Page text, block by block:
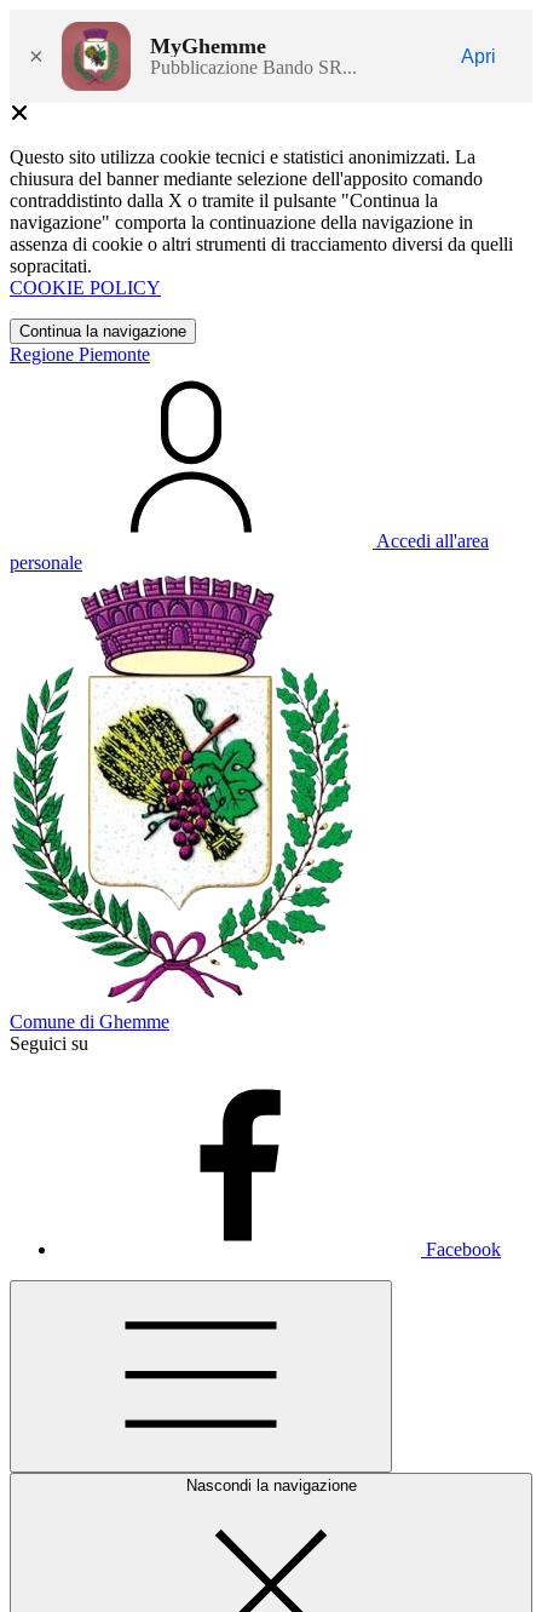
× MyGhemme
Pubblicazione Bando SR...
Apri
Questo sito utilizza cookie tecnici e statistici anonimizzati. La
chiusura del banner mediante selezione dell'apposito comando
contraddistinto dalla X o tramite il pulsante "Continua la
navigazione" comporta la continuazione della navigazione in
assenza di cookie o altri strumenti di tracciamento diversi da quelli
sopracitati.
COOKIE POLICY
Continua la navigazione
Regione Piemonte
Accedi all'area
personale
Comune di Ghemme
Seguici su
Facebook
Nascondi la navigazione